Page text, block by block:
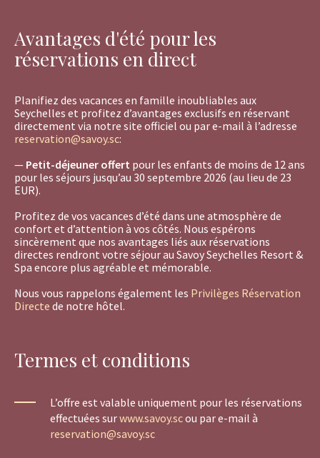
Avantages d'été pour les
réservations en direct
Planifiez des vacances en famille inoubliables aux
Seychelles et profitez d’avantages exclusifs en réservant
directement via notre site officiel ou par e-mail à l’adresse
reservation@savoy.sc:
— Petit-déjeuner offert pour les enfants de moins de 12 ans
pour les séjours jusqu’au 30 septembre 2026 (au lieu de 23
EUR).
Profitez de vos vacances d’été dans une atmosphère de
confort et d’attention à vos côtés. Nous espérons
sincèrement que nos avantages liés aux réservations
directes rendront votre séjour au Savoy Seychelles Resort &
Spa encore plus agréable et mémorable.
Nous vous rappelons également les Privilèges Réservation
Directe de notre hôtel.
Termes et conditions
L’offre est valable uniquement pour les réservations
effectuées surwww.savoy.scou par e-mail à
reservation@savoy.sc